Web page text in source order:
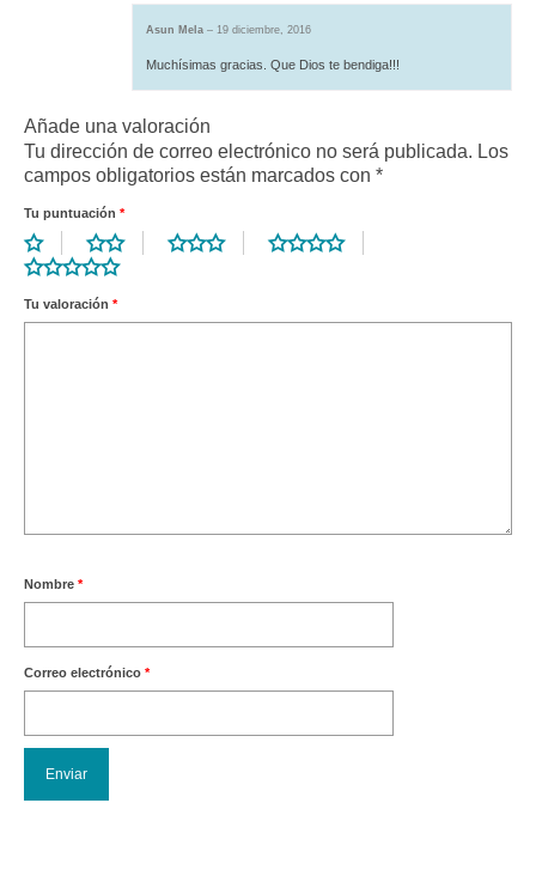
Asun Mela – 19 diciembre, 2016
Muchísimas gracias. Que Dios te bendiga!!!
Añade una valoración
Tu dirección de correo electrónico no será publicada. Los
campos obligatorios están marcados con *
Tu puntuación *
Tu valoración *
Nombre *
Correo electrónico *